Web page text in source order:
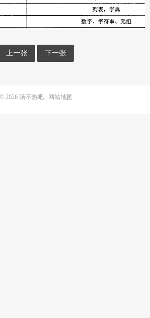
上一张 下一张
© 2026 汤不热吧 网站地图